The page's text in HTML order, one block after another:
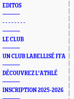
EDITOS
- - - - - - - -
LE CLUB
UN CLUB LABELLISÉ FFA
DÉCOUVREZ L'ATHLÉ
INSCRIPTION 2025-2026